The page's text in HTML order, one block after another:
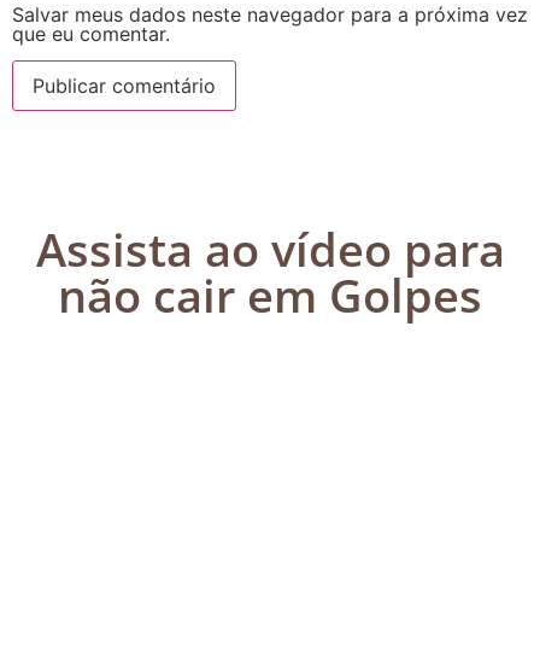
Salvar meus dados neste navegador para a próxima vez
que eu comentar.
Assista ao vídeo para
não cair em Golpes